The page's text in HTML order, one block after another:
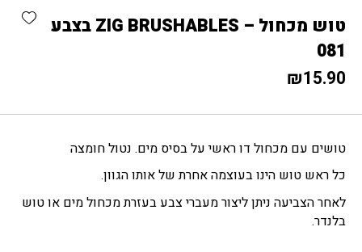
טוש מכחול – ZIG BRUSHABLES בצבע
081
₪15.90
טושים עם מכחול דו ראשי על בסיס מים. נטול חומצה
כל ראש טוש הינו בעוצמה אחרת של אותו הגוון.
לאחר הצביעה ניתן ליצור מעברי צבע בעזרת מכחול מים או טוש
בלנדר.